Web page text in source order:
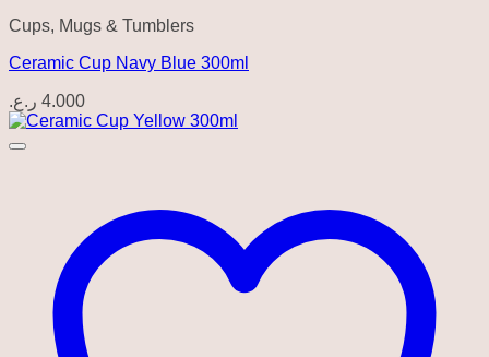
Cups, Mugs & Tumblers
Ceramic Cup Navy Blue 300ml
4.000 ر.ع.